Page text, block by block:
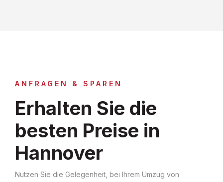
ANFRAGEN & SPAREN
Erhalten Sie die
besten Preise in
Hannover
Nutzen Sie die Gelegenheit, bei Ihrem Umzug von